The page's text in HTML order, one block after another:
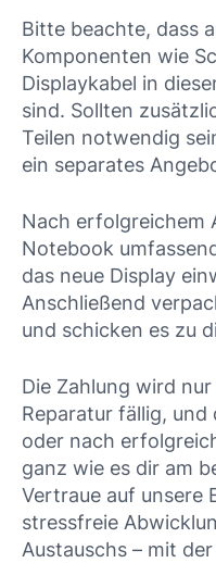
Bitte beachte, dass
Komponenten wie
Displaykabel in
sind. Sollten
Teilen notwendig
ein separates
Nach erfolgreichem
Notebook
das neue Display
Anschließend
und schicken es zu
Die Zahlung wird
Reparatur fällig,
oder nach
ganz wie es dir am
Vertraue auf unsere
stressfreie
Austauschs – mit